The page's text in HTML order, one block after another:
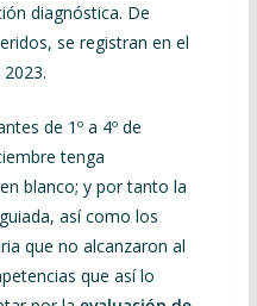
diagnóstica. De
se registran en el
de 1º a 4º de
tenga
blanco; y por tanto la
así como los
que no alcanzaron al
que así lo